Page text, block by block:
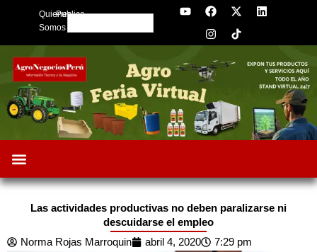
Quienes
Somos
Publica
Search
Y
o
b
e
F
a
c
e
o
o
k
X
-
t
w
t
L
i
d
n
I
n
s
t
g
r
a
Las actividades productivas no deben paralizarse ni
descuidarse el empleo
Norma Rojas Marroquin
abril 4, 2020 7:29 pm